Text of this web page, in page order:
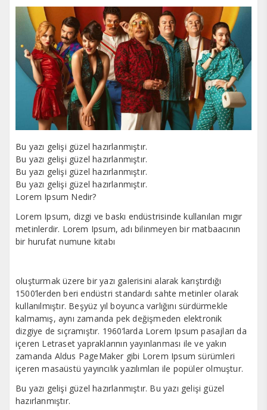
Bu yazı gelişi güzel hazırlanmıştır.
Bu yazı gelişi güzel hazırlanmıştır.
Bu yazı gelişi güzel hazırlanmıştır.
Bu yazı gelişi güzel hazırlanmıştır.
Lorem Ipsum Nedir?
Lorem Ipsum, dizgi ve baskı endüstrisinde kullanılan mıgır
metinlerdir. Lorem Ipsum, adı bilinmeyen bir matbaacının
bir hurufat numune kitabı
oluşturmak üzere bir yazı galerisini alarak karıştırdığı
1500’lerden beri endüstri standardı sahte metinler olarak
kullanılmıştır. Beşyüz yıl boyunca varlığını sürdürmekle
kalmamış, aynı zamanda pek değişmeden elektronik
dizgiye de sıçramıştır. 1960’larda Lorem Ipsum pasajları da
içeren Letraset yapraklarının yayınlanması ile ve yakın
zamanda Aldus PageMaker gibi Lorem Ipsum sürümleri
içeren masaüstü yayıncılık yazılımları ile popüler olmuştur.
Bu yazı gelişi güzel hazırlanmıştır. Bu yazı gelişi güzel
hazırlanmıştır.